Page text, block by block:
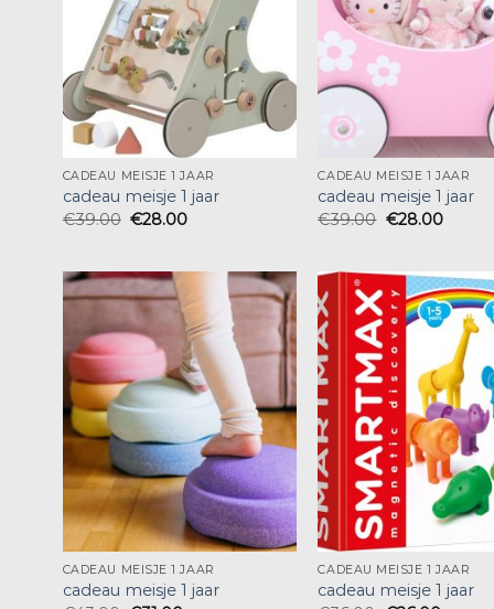
CADEAU MEISJE 1 JAAR
cadeau meisje 1 jaar
€39.00 €28.00
CADEAU MEISJE 1 JAAR
cadeau meisje 1 jaar
€39.00 €28.00
CADEAU MEISJE 1 JAAR
cadeau meisje 1 jaar
CADEAU MEISJE 1 JAAR
cadeau meisje 1 jaar